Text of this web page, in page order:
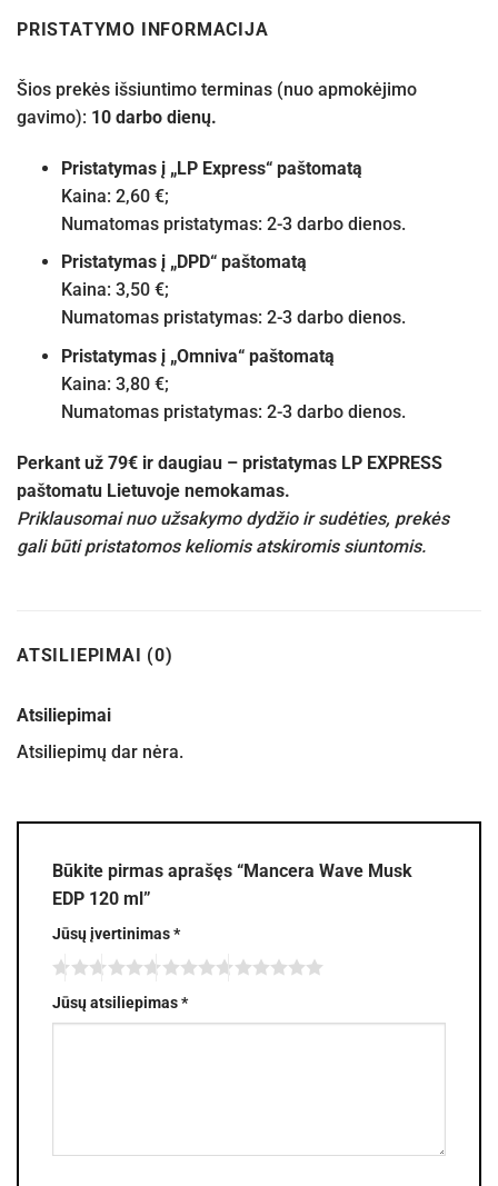
PRISTATYMO INFORMACIJA
Šios prekės išsiuntimo terminas (nuo apmokėjimo
gavimo): 10 darbo dienų.
Pristatymas į „LP Express“ paštomatą
Kaina: 2,60 €;
Numatomas pristatymas: 2-3 darbo dienos.
Pristatymas į „DPD“ paštomatą
Kaina: 3,50 €;
Numatomas pristatymas: 2-3 darbo dienos.
Pristatymas į „Omniva“ paštomatą
Kaina: 3,80 €;
Numatomas pristatymas: 2-3 darbo dienos.
Perkant už 79€ ir daugiau – pristatymas LP EXPRESS
paštomatu Lietuvoje nemokamas.
Priklausomai nuo užsakymo dydžio ir sudėties, prekės
gali būti pristatomos keliomis atskiromis siuntomis.
ATSILIEPIMAI (0)
Atsiliepimai
Atsiliepimų dar nėra.
Būkite pirmas aprašęs “Mancera Wave Musk
EDP 120 ml”
Jūsų įvertinimas*
Jūsų atsiliepimas*